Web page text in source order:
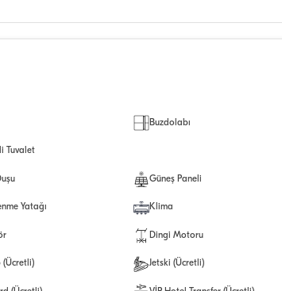
Buzdolabı
Tuvalet
Güneş Paneli
Yatağı Klima
Dingi Motoru
(Ücretli) Jetski (Ücretli)